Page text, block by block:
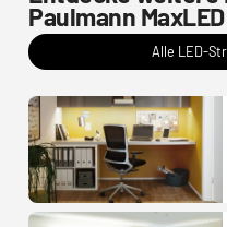
Paulmann
Alle LED-